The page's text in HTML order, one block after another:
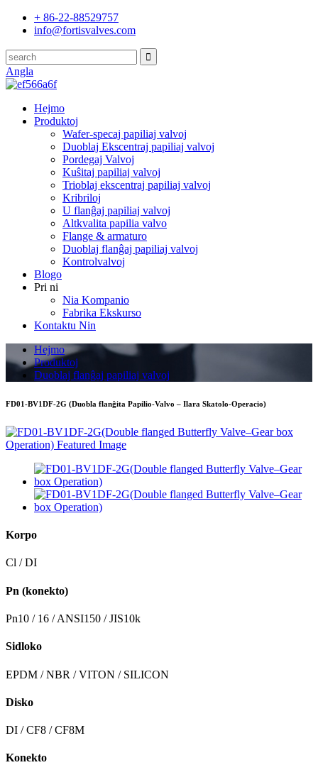
+ 86-22-88529757
info@fortisvalves.com
Angla
Hejmo
Produktoj
Wafer-specaj papiliaj valvoj
Duoblaj Ekscentraj papiliaj valvoj
Pordegaj Valvoj
Kuŝitaj papiliaj valvoj
Trioblaj ekscentraj papiliaj valvoj
Kribriloj
U flanĝaj papiliaj valvoj
Altkvalita papilia valvo
Flange & armaturo
Duoblaj flanĝaj papiliaj valvoj
Kontrolvalvoj
Blogo
Pri ni
Nia Kompanio
Fabrika Ekskurso
Kontaktu Nin
Hejmo
Produktoj
Duoblaj flanĝaj papiliaj valvoj
FD01-BV1DF-2G (Duobla flanĝita Papilio-Valvo – Ilara Skatolo-Operacio)
Korpo
Cl / DI
Pn (konekto)
Pn10 / 16 / ANSI150 / JIS10k
Sidloko
EPDM / NBR / VITON / SILICON
Disko
DI / CF8 / CF8M
Konekto